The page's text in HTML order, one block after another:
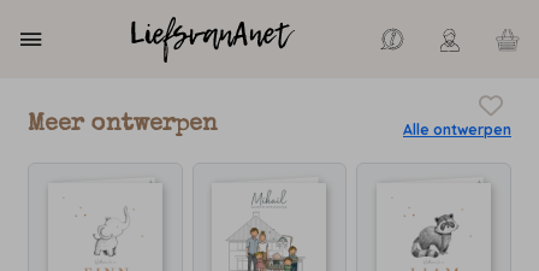
Meer ontwerpen Alle ontwerpen